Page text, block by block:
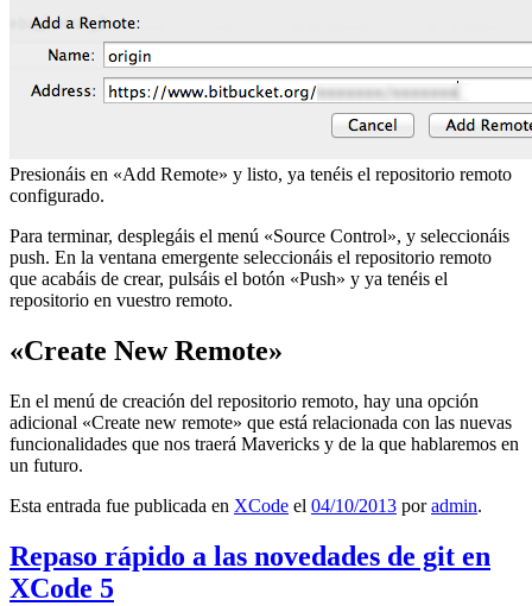
Presionáis en «Add Remote» y listo, ya tenéis el repositorio remoto
configurado.
Para terminar, desplegáis el menú «Source Control», y seleccionáis
push. En la ventana emergente seleccionáis el repositorio remoto
que acabáis de crear, pulsáis el botón «Push» y ya tenéis el
repositorio en vuestro remoto.
«Create New Remote»
En el menú de creación del repositorio remoto, hay una opción
adicional «Create new remote» que está relacionada con las nuevas
funcionalidades que nos traerá Mavericks y de la que hablaremos en
un futuro.
Esta entrada fue publicada en XCode el 04/10/2013 poradmin.
Repaso rápido a las novedades de git en
XCode 5